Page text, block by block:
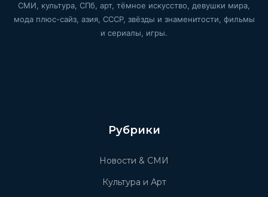
СМИ, культура, СПб, арт, тёмное искусство, девушки мира,
мода плюс-сайз, азия, СССР, звёзды и знаменитости, фильмы
и сериалы, игры.
Рубрики
Новости & СМИ
Культура и Арт